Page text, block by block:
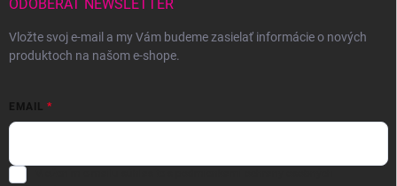
ODOBERAŤ NEWSLETTER
Vložte svoj e-mail a my Vám budeme zasielať informácie o nových
produktoch na našom e-shope.
EMAIL